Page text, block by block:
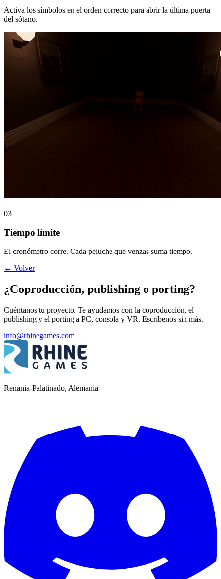
Activa los símbolos en el orden correcto para abrir la última puerta
del sótano.
03
Tiempo límite
El cronómetro corre. Cada peluche que venzas suma tiempo.
← Volver
¿Coproducción, publishing o porting?
Cuéntanos tu proyecto. Te ayudamos con la coproducción, el
publishing y el porting a PC, consola y VR. Escríbenos sin más.
info@rhinegames.com
Renania-Palatinado, Alemania